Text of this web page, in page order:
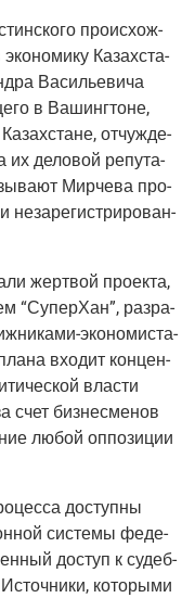
про­ис­хож­
Казах­ста­
Васи­лье­ви­ча
в Вашинг­тоне,
отчуж­де­
их дело­вой репу­та­
Мир­че­ва про­
неза­ре­ги­стри­ро­ван­
жерт­вой про­ек­та,
“Супер­Хан”, раз­ра­
эко­но­ми­ста­
вхо­дит кон­цен­
вла­сти
счет биз­не­сме­нов
любой оппо­зи­ции
доступ­ны
систе­мы феде­
доступ к судеб­
кото­ры­ми